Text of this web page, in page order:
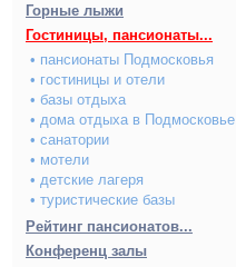
Горные лыжи
Гостиницы, пансионаты...
• пансионаты Подмосковья
• гостиницы и отели
• базы отдыха
• дома отдыха в Подмосковье
• санатории
• мотели
• детские лагеря
• туристические базы
Рейтинг пансионатов...
Конференц залы